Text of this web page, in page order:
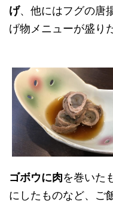
げ、他にはフグの唐
げ物メニューが盛り
ゴボウに肉を巻いた
にしたものなど、ご